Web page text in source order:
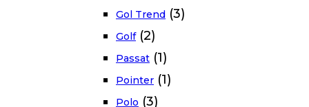
Gol Trend (3)
Golf (2)
Passat (1)
Pointer (1)
Polo (3)